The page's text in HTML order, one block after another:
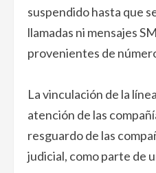
suspendido hasta que
llamadas ni mensajes
provenientes de
La vinculación de la
atención de las
resguardo de las
judicial, como parte de